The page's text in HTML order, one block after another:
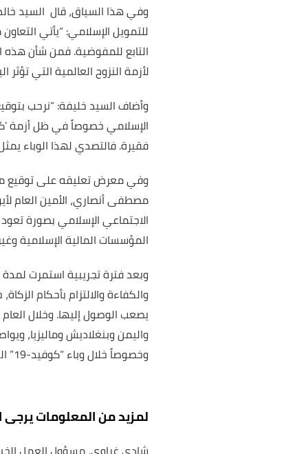
وفي هذا السياق، قال السيد
للتمويل الإسلامي: “يأتي
التابع للمفوضية. فمن شأن هذه
لأزمة النزوح العالمية التي تؤثر اليوم
وأضاف السيد خليفة: “نرحب
فقيرة. فالتصدي لهذا الوباء
وفي معرض تعليقه على توقيع
مصطفى أنصاري، الأمين العام
الاجتماعي الإسلامي بصورة
المؤسسات المالية الإسلامية
والكفاءة والالتزام بأحكام
يصعب الوصول إليها. وخلال
واليمن وبنغلاديش وماليزيا،
وخصوصاً خلال وباء “كوفيد-19” الذي شمل مختلف أنحاء العالم.
لمزيد من المعلومات